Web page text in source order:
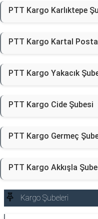
PTT Kargo Karlıktepe
PTT Kargo Kartal Posta
PTT Kargo Yakacık
PTT Kargo Cide Şubesi
PTT Kargo Germeç
PTT Kargo Akkışla
Kargo Şubeleri